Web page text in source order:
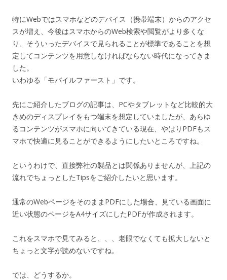
特にWebではスマホなどのデバイス（携帯端末）からのアクセ
スが増え、今後はスマホからのWeb検索や閲覧がより多くな
り、そういったデバイスで見られることが標準であることを想
定してコンテンツを用意しなければならない時代になってきま
した。
いわゆる「モバイルファースト」です。
先にご紹介したブログの記事は、PCやタブレットなど比較的大
きめのディスプレイをもつ端末を想定していましたが、あらゆ
るコンテンツがスマホに向いてきている現在、やはりPDFもス
マホで快適に見ることができるようにしたいところですね。
というわけで、直接弊社の製品とは関係ありませんが、上記の
流れでちょっとしたTipsをご紹介したいと思います。
通常のWebページをそのままPDFにした場合、見ている画面に
近い状態のページをA4サイズにしたPDFが作成されます。
これをスマホで見てみると、、、老眼でなくても拡大しないと
ちょっと文字が読めないですね。
では、どうするか。